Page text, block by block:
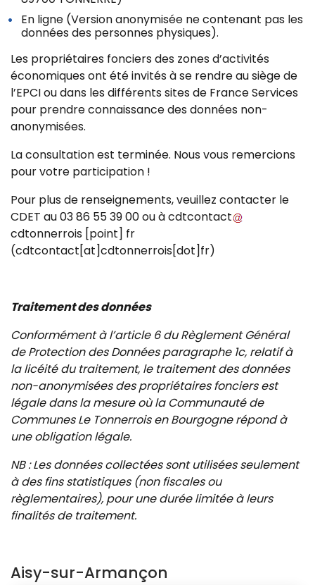
En ligne (Version anonymisée ne contenant pas les
données des personnes physiques).
Les propriétaires fonciers des zones d’activités
économiques ont été invités à se rendre au siège de
l’EPCI ou dans les différents sites de France Services
pour prendre connaissance des données non-
anonymisées.
La consultation est terminée. Nous vous remercions
pour votre participation !
Pour plus de renseignements, veuillez contacter le
CDET au 03 86 55 39 00 ou àcdtcontact
cdtonnerrois [point] fr
(cdtcontact[at]cdtonnerrois[dot]fr)
Traitement des données
Conformément à l’article 6 du Règlement Général
de Protection des Données paragraphe 1c, relatif à
la licéité du traitement, le traitement des données
non-anonymisées des propriétaires fonciers est
légale dans la mesure où la Communauté de
Communes Le Tonnerrois en Bourgogne répond à
une obligation légale.
NB : Les données collectées sont utilisées seulement
à des fins statistiques (non fiscales ou
règlementaires), pour une durée limitée à leurs
finalités de traitement.
Aisy-sur-Armançon